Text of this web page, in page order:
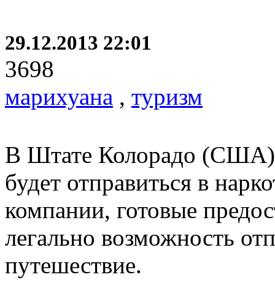
29.12.2013 22:01
3698
марихуана , туризм
В Штате Колорадо (США)
будет отправиться в
компании, готовые
легально возможность
путешествие.